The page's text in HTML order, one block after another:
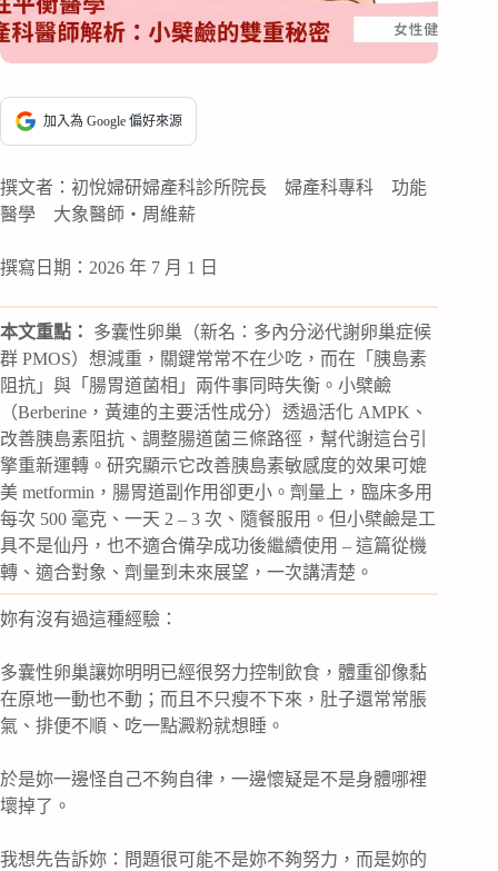
加入為 Google 偏好來源
撰文者：初悅婦研婦產科診所院長 婦產科專科 功能
醫學 大象醫師・周維薪
撰寫日期：2026 年 7 月 1 日
本文重點：
多囊性卵巢（新名：多內分泌代謝卵巢症候
群 PMOS）想減重，關鍵常常不在少吃，而在「胰島素
阻抗」與「腸胃道菌相」兩件事同時失衡。小檗鹼
（Berberine，黃連的主要活性成分）透過活化 AMPK、
改善胰島素阻抗、調整腸道菌三條路徑，幫代謝這台引
擎重新運轉。研究顯示它改善胰島素敏感度的效果可媲
美 metformin，腸胃道副作用卻更小。劑量上，臨床多用
每次 500 毫克、一天 2 – 3 次、隨餐服用。但小檗鹼是工
具不是仙丹，也不適合備孕成功後繼續使用 – 這篇從機
轉、適合對象、劑量到未來展望，一次講清楚。
妳有沒有過這種經驗：
多囊性卵巢讓妳明明已經很努力控制飲食，體重卻像黏
在原地一動也不動；而且不只瘦不下來，肚子還常常脹
氣、排便不順、吃一點澱粉就想睡。
於是妳一邊怪自己不夠自律，一邊懷疑是不是身體哪裡
壞掉了。
我想先告訴妳：問題很可能不是妳不夠努力，而是妳的